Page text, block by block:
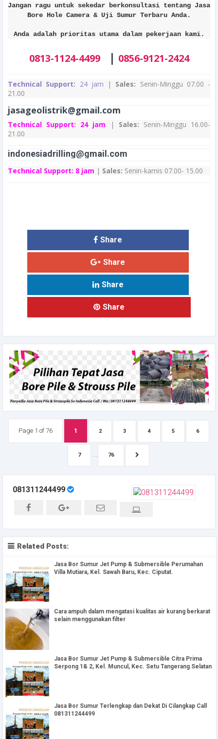
Jangan ragu untuk sekedar berkonsultasi tentang Jasa
Bore Hole Camera & Uji Sumur Terbaru Anda.
Anda adalah prioritas utama dalam pekerjaan kami.
0813-1124-4499| 0856-9121-2424
Technical Support: 24 jam | Sales: Senin-Minggu 07.00 -
21.00
jasageolistrik@gmail.com
Technical Support: 24 jam | Sales: Senin-Minggu 16.00-
21.00
indonesiadrilling@gmail.com
Technical Support: 8 jam | Sales: Senin-kamis 07.00- 15.00
Share
Share
Share
Share
Page 1 of 76 1 2 3 4 5 6
7 ... 76
081311244499
Related Posts:
Jasa Bor Sumur Jet Pump & Submersible Perumahan
Villa Mutiara, Kel. Sawah Baru, Kec. Ciputat.
Cara ampuh dalam mengatasi kualitas air kurang berkarat
selain menggunakan filter
Jasa Bor Sumur Jet Pump & Submersible Citra Prima
Serpong 1& 2, Kel. Muncul, Kec. Setu Tangerang Selatan
Jasa Bor Sumur Terlengkap dan Dekat Di Cilangkap Call
081311244499